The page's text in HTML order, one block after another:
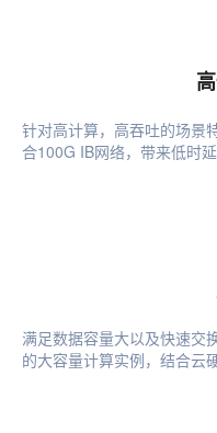
针对高计算，高吞吐的场景
合100G IB网络，带来低时
满足数据容量大以及快速交
的大容量计算实例，结合云